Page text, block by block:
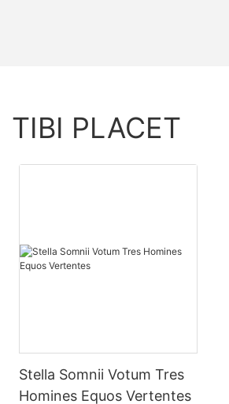
TIBI PLACET
Stella Somnii Votum Tres
Homines Equos Vertentes